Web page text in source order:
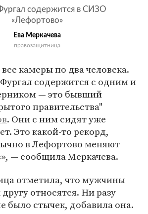
содержится в СИЗО
«Лефортово»
Ева Меркачева
правозащитница
камеры по два человека.
содержится с одним и
— это бывший
правительства"
. Они с ним сидят уже
Это какой-то рекорд,
в Лефортово меняют
— сообщила Меркачева.
отметила, что мужчины
относятся. Ни разу
было стычек, добавила она.